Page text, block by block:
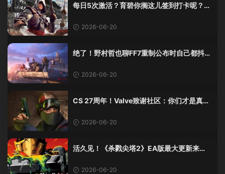
每日5次激活？育碧你搁这儿签到打卡呢？
2026-06-20
绝了！野村哲也聊FF7重制公布时自己都抖
2026-06-20
CS 27周年！Valve致谢社区：你们才是真传
2026-06-20
活久见！《杀戮尖塔2》EA版最大更新来
2026-06-20